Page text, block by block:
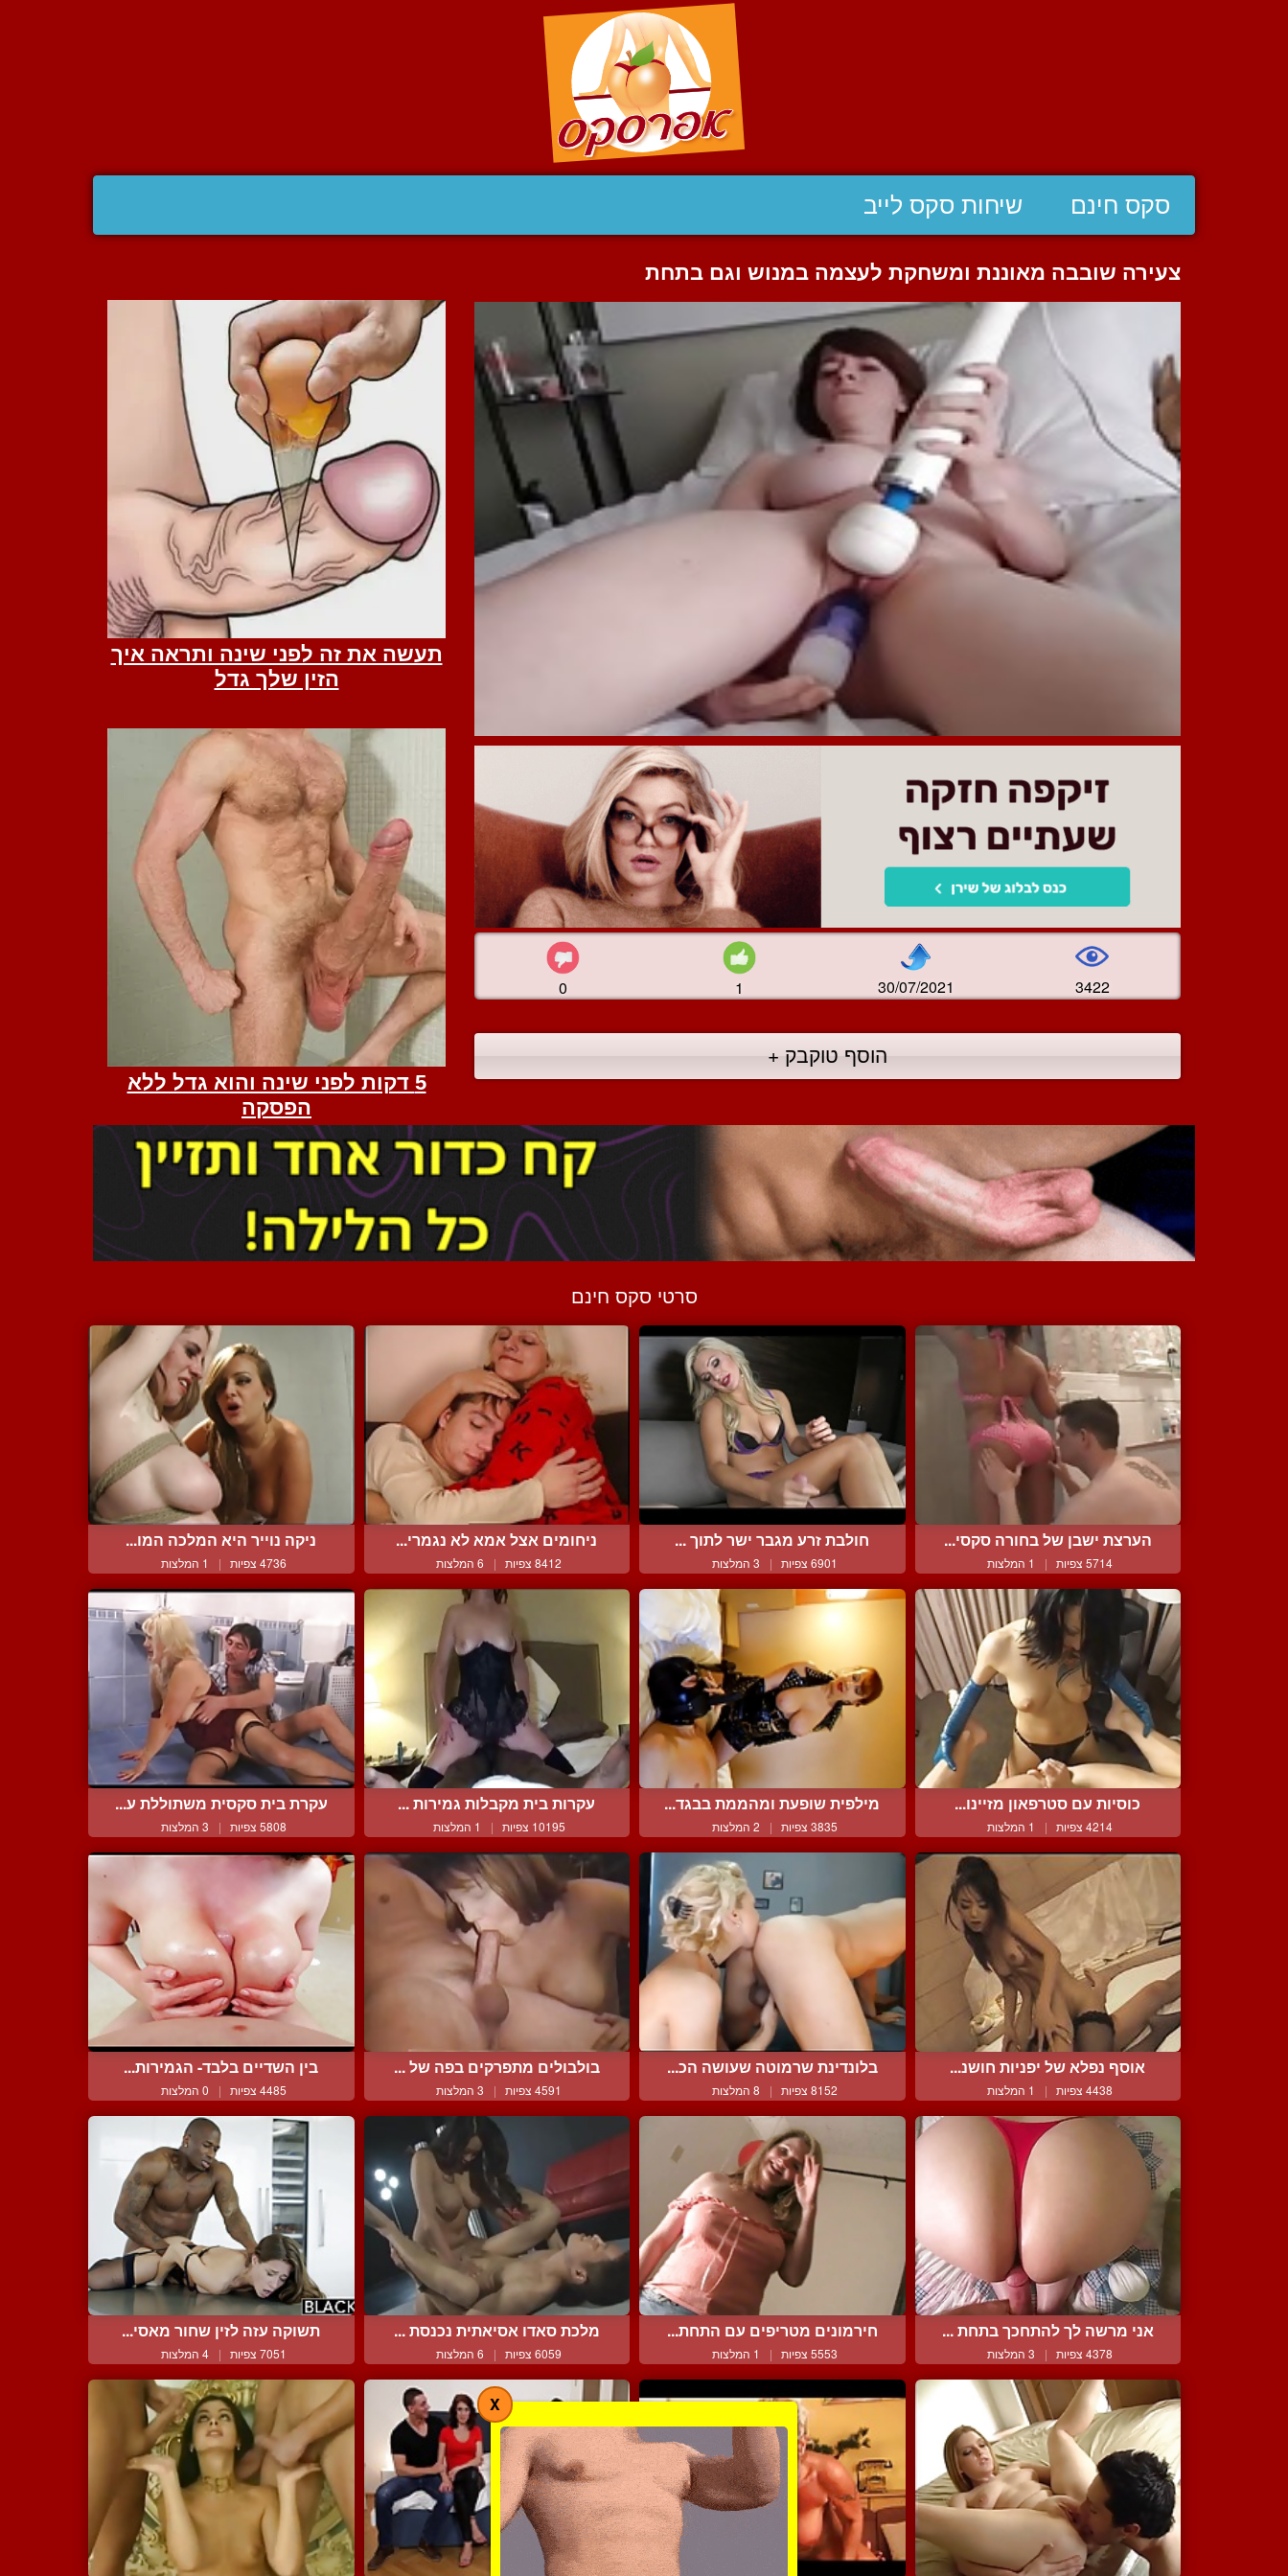
סקס חינם שיחות סקס לייב
צעירה שובבה מאוננת ומשחקת לעצמה במנוש וגם בתחת
0 1 30/07/2021 3422
הוסף טוקבק +
סרטי סקס חינם
הערצת ישבן של בחורה סקסי...
5714 צפיות | 1 המלצות
חולבת זרע מגבר ישר לתוך ...
6901 צפיות | 3 המלצות
ניחומים אצל אמא לא נגמרי...
8412 צפיות | 6 המלצות
ניקה נוייר היא המלכה המו...
4736 צפיות | 1 המלצות
כוסיות עם סטרפאון מזיינו...
4214 צפיות | 1 המלצות
מילפית שופעת ומהממת בבגד...
3835 צפיות | 2 המלצות
עקרות בית מקבלות גמירות ...
10195 צפיות | 1 המלצות
עקרת בית סקסית משתוללת ע...
5808 צפיות | 3 המלצות
אוסף נפלא של יפניות חושנ...
4438 צפיות | 1 המלצות
בלונדינת שרמוטה שעושה הכ...
8152 צפיות | 8 המלצות
בולבולים מתפרקים בפה של ...
4591 צפיות | 3 המלצות
בין השדיים בלבד- הגמירות...
4485 צפיות | 0 המלצות
אני מרשה לך להתחכך בתחת ...
4378 צפיות | 3 המלצות
חירמונים מטריפים עם התחת...
5553 צפיות | 1 המלצות
מלכת סאדו אסיאתית נכנסת ...
6059 צפיות | 6 המלצות
תשוקה עזה לזין שחור מאסי...
7051 צפיות | 4 המלצות
X